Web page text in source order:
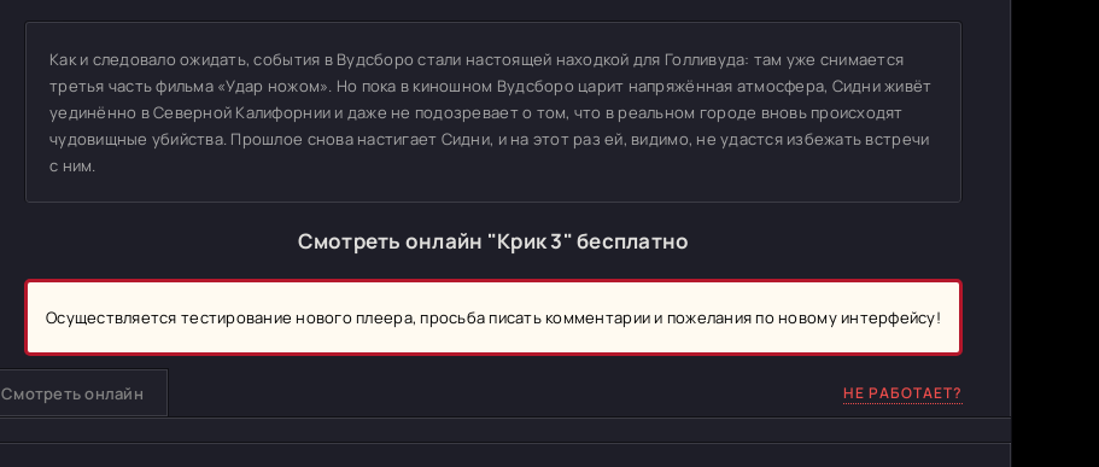
Как и следовало ожидать, события в Вудсборо стали настоящей находкой для Голливуда: там уже снимается
третья часть фильма «Удар ножом». Но пока в киношном Вудсборо царит напряжённая атмосфера, Сидни живёт
уединённо в Северной Калифорнии и даже не подозревает о том, что в реальном городе вновь происходят
чудовищные убийства. Прошлое снова настигает Сидни, и на этот раз ей, видимо, не удастся избежать встречи
с ним.
Смотреть онлайн "Крик 3" бесплатно
Осуществляется тестирование нового плеера, просьба писать комментарии и пожелания по новому интерфейсу!
Смотреть онлайн НЕ РАБОТАЕТ?